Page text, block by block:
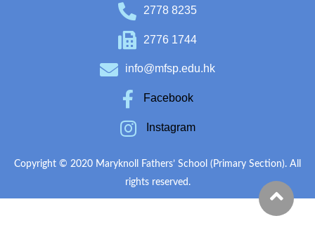
2778 8235
2776 1744
info@mfsp.edu.hk
Facebook
Instagram
Copyright © 2020 Maryknoll Fathers’ School (Primary Section). All
rights reserved.